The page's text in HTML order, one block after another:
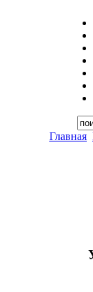
Главная